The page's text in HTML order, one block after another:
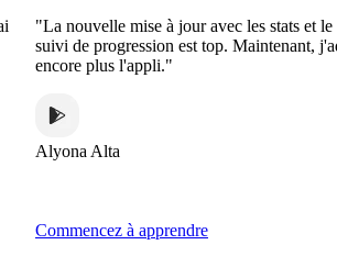
"La nouvelle mise à jour avec les stats et le
suivi de progression est top. Maintenant, j'adore
encore plus l'appli."
Alyona Alta
Commencez à apprendre